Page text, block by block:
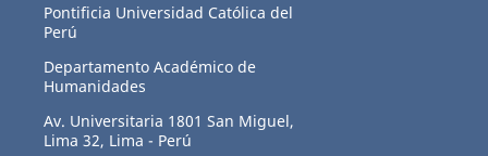
Pontificia Universidad Católica del
Perú
Departamento Académico de
Humanidades
Av. Universitaria 1801 San Miguel,
Lima 32, Lima - Perú